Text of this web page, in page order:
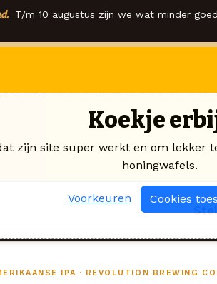
T/m 10 augustus zijn we wat minder
IPA · REVOLUTION BREWING
Koekje
zijn site super werkt en om lekker
honingwafels.
Voorkeuren Cookies